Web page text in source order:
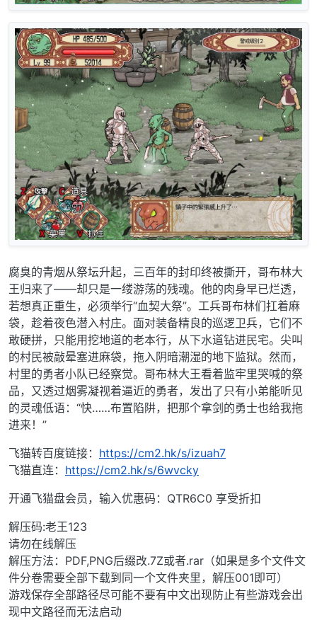
腐臭的青烟从祭坛升起，三百年的封印终被撕开，哥布林大
王归来了——却只是一缕游荡的残魂。他的肉身早已烂透，
若想真正重生，必须举行“血契大祭”。工兵哥布林们扛着麻
袋，趁着夜色潜入村庄。面对装备精良的巡逻卫兵，它们不
敢硬拼，只能用挖地道的老本行，从下水道钻进民宅。尖叫
的村民被敲晕塞进麻袋，拖入阴暗潮湿的地下监狱。然而，
村里的勇者小队已经察觉。哥布林大王看着监牢里哭喊的祭
品，又透过烟雾凝视着逼近的勇者，发出了只有小弟能听见
的灵魂低语：“快……布置陷阱，把那个拿剑的勇士也给我拖
进来！”
飞猫转百度链接： https://cm2.hk/s/izuah7
飞猫直连： https://cm2.hk/s/6wvcky
开通飞猫盘会员，输入优惠码：QTR6C0 享受折扣
解压码:老王123
请勿在线解压
解压方法：PDF,PNG后缀改.7Z或者.rar（如果是多个文件文
件分卷需要全部下载到同一个文件夹里，解压001即可）
游戏保存全部路径尽可能不要有中文出现防止有些游戏会出
现中文路径而无法启动